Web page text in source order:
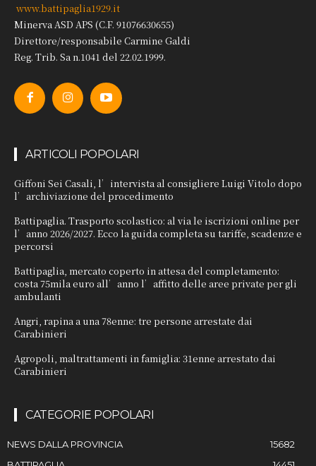
www.battipaglia1929.it
Minerva ASD APS (C.F. 91076630655)
Direttore/responsabile Carmine Galdi
Reg. Trib. Sa n.1041 del 22.02.1999.
ARTICOLI POPOLARI
Giffoni Sei Casali, l’intervista al consigliere Luigi Vitolo dopo
l’archiviazione del procedimento
Battipaglia. Trasporto scolastico: al via le iscrizioni online per
l’anno 2026/2027. Ecco la guida completa su tariffe, scadenze e
percorsi
Battipaglia, mercato coperto in attesa del completamento:
costa 75mila euro all’anno l’affitto delle aree private per gli
ambulanti
Angri, rapina a una 78enne: tre persone arrestate dai
Carabinieri
Agropoli, maltrattamenti in famiglia: 31enne arrestato dai
Carabinieri
CATEGORIE POPOLARI
NEWS DALLA PROVINCIA
15682